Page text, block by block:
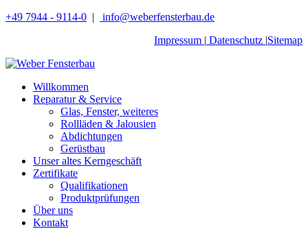
+49 7944 - 9114-0 |
info@weberfensterbau.de
Impressum | Datenschutz |Sitemap
Willkommen
Reparatur & Service
Glas, Fenster, weiteres
Rollläden & Jalousien
Abdichtungen
Gerüstbau
Unser altes Kerngeschäft
Zertifikate
Qualifikationen
Produktprüfungen
Über uns
Kontakt